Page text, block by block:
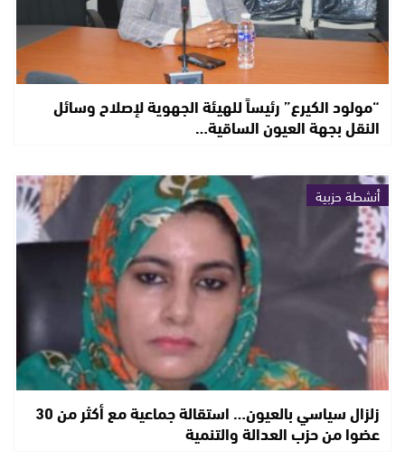
“مولود الكيرع” رئيساً للهيئة الجهوية لإصلاح وسائل
النقل بجهة العيون الساقية…
أنشطة حزبية
زلزال سياسي بالعيون… استقالة جماعية مع أكثر من 30
عضوا من حزب العدالة والتنمية